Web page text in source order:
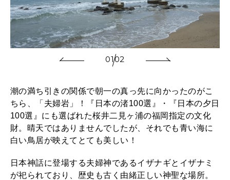
0102
潮の満ち引きの関係で朝一の真っ先に向かったのがこ
ちら、「夫婦岩」！『日本の渚100選』・『日本の夕日
100選』にも選ばれた桜井二見ヶ浦の福岡指定の文化
財。晴天ではありませんでしたが、それでも青い海に
白い鳥居が映えてとても美しい！
日本神話に登場する夫婦神であるイザナギとイザナミ
が祀られており、歴史も古く由緒正しい神聖な場所。